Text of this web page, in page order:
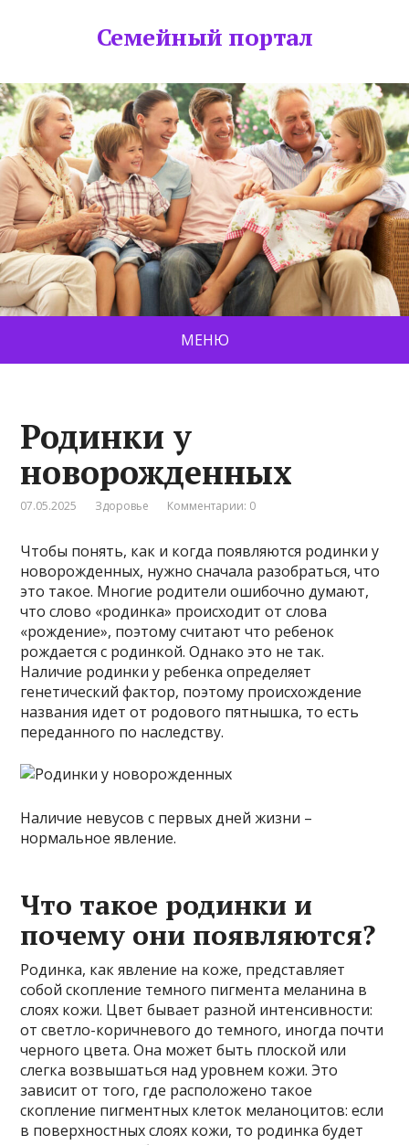
Семейный портал
МЕНЮ
Родинки у
новорожденных
07.05.2025 Здоровье Комментарии: 0
Чтобы понять, как и когда появляются родинки у
новорожденных, нужно сначала разобраться, что
это такое. Многие родители ошибочно думают,
что слово «родинка» происходит от слова
«рождение», поэтому считают что ребенок
рождается с родинкой. Однако это не так.
Наличие родинки у ребенка определяет
генетический фактор, поэтому происхождение
названия идет от родового пятнышка, то есть
переданного по наследству.
Наличие невусов с первых дней жизни –
нормальное явление.
Что такое родинки и
почему они появляются?
Родинка, как явление на коже, представляет
собой скопление темного пигмента меланина в
слоях кожи. Цвет бывает разной интенсивности:
от светло-коричневого до темного, иногда почти
черного цвета. Она может быть плоской или
слегка возвышаться над уровнем кожи. Это
зависит от того, где расположено такое
скопление пигментных клеток меланоцитов: если
в поверхностных слоях кожи, то родинка будет